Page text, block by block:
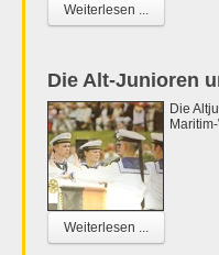
Weiterlesen ...
Die Alt-Junioren
Die
Weiterlesen ...